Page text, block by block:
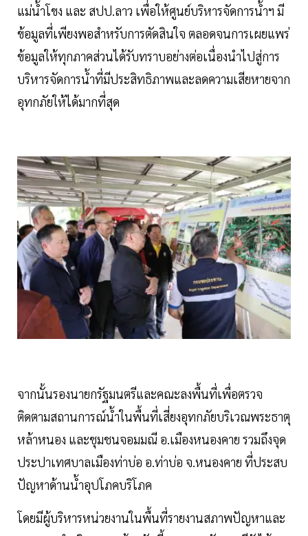
แม่น้ำโขง และ สปป.ลาว เพื่อให้ศูนย์บริหารจัดการน้ำฯ มี
ข้อมูลที่เพียงพอสำหรับการตัดสินใจ ตลอดจนการเผยแพร่
ข้อมูลให้ทุกภาคส่วนได้รับทราบอย่างต่อเนื่องนำไปสู่การ
บริหารจัดการน้ำที่มีประสิทธิภาพและลดความเสียหายจาก
อุทกภัยให้ได้มากที่สุด
จากนั้นรองนายกรัฐมนตรีและคณะลงพื้นที่เพื่อตรวจ
ติดตามสถานการณ์น้ำในพื้นที่เสี่ยงอุทกภัยบริเวณพระธาตุ
หล้าหนอง และชุมชนจอมมณี อ.เมืองหนองคาย รวมถึงจุด
ประปาเทศบาลเมืองท่าบ่อ อ.ท่าบ่อ จ.หนองคาย ที่ประสบ
ปัญหาด้านน้ำอุปโภคบริโภค
โดยมีผู้บริหารหน่วยงานในพื้นที่รายงานสภาพปัญหาและ